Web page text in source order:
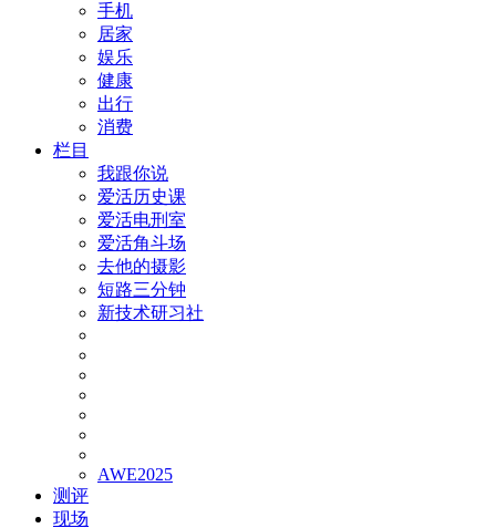
手机
居家
娱乐
健康
出行
消费
栏目
我跟你说
爱活历史课
爱活电刑室
爱活角斗场
去他的摄影
短路三分钟
新技术研习社
AWE2025
测评
现场